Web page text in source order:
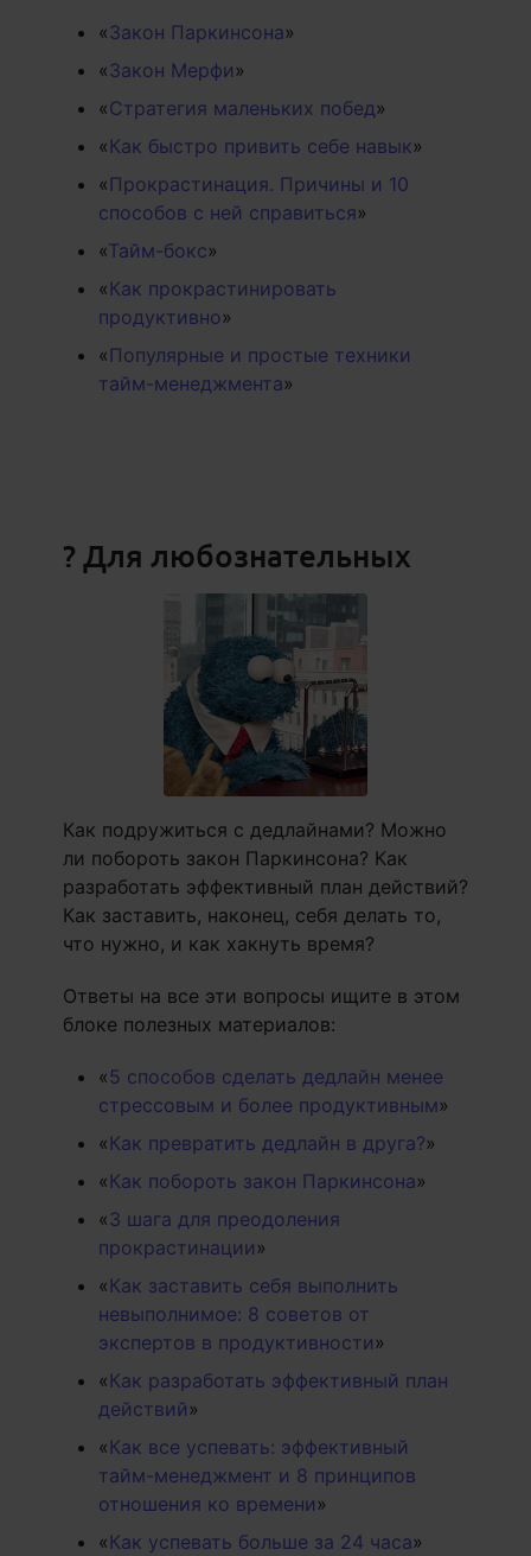
«Закон Паркинсона»
«Закон Мерфи»
«Стратегия маленьких побед»
«Как быстро привить себе навык»
«Прокрастинация. Причины и 10
способов с ней справиться»
«Тайм-бокс»
«Как прокрастинировать
продуктивно»
«Популярные и простые техники
тайм-менеджмента»
? Для любознательных
Как подружиться с дедлайнами? Можно
ли побороть закон Паркинсона? Как
разработать эффективный план действий?
Как заставить, наконец, себя делать то,
что нужно, и как хакнуть время?
Ответы на все эти вопросы ищите в этом
блоке полезных материалов:
«5 способов сделать дедлайн менее
стрессовым и более продуктивным»
«Как превратить дедлайн в друга?»
«Как побороть закон Паркинсона»
«3 шага для преодоления
прокрастинации»
«Как заставить себя выполнить
невыполнимое: 8 советов от
экспертов в продуктивности»
«Как разработать эффективный план
действий»
«Как все успевать: эффективный
тайм-менеджмент и 8 принципов
отношения ко времени»
«Как успевать больше за 24 часа»